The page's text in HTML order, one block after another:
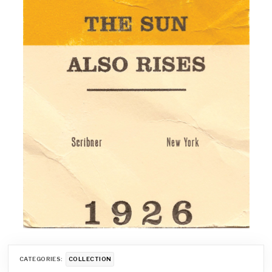
CATEGORIES: COLLECTION